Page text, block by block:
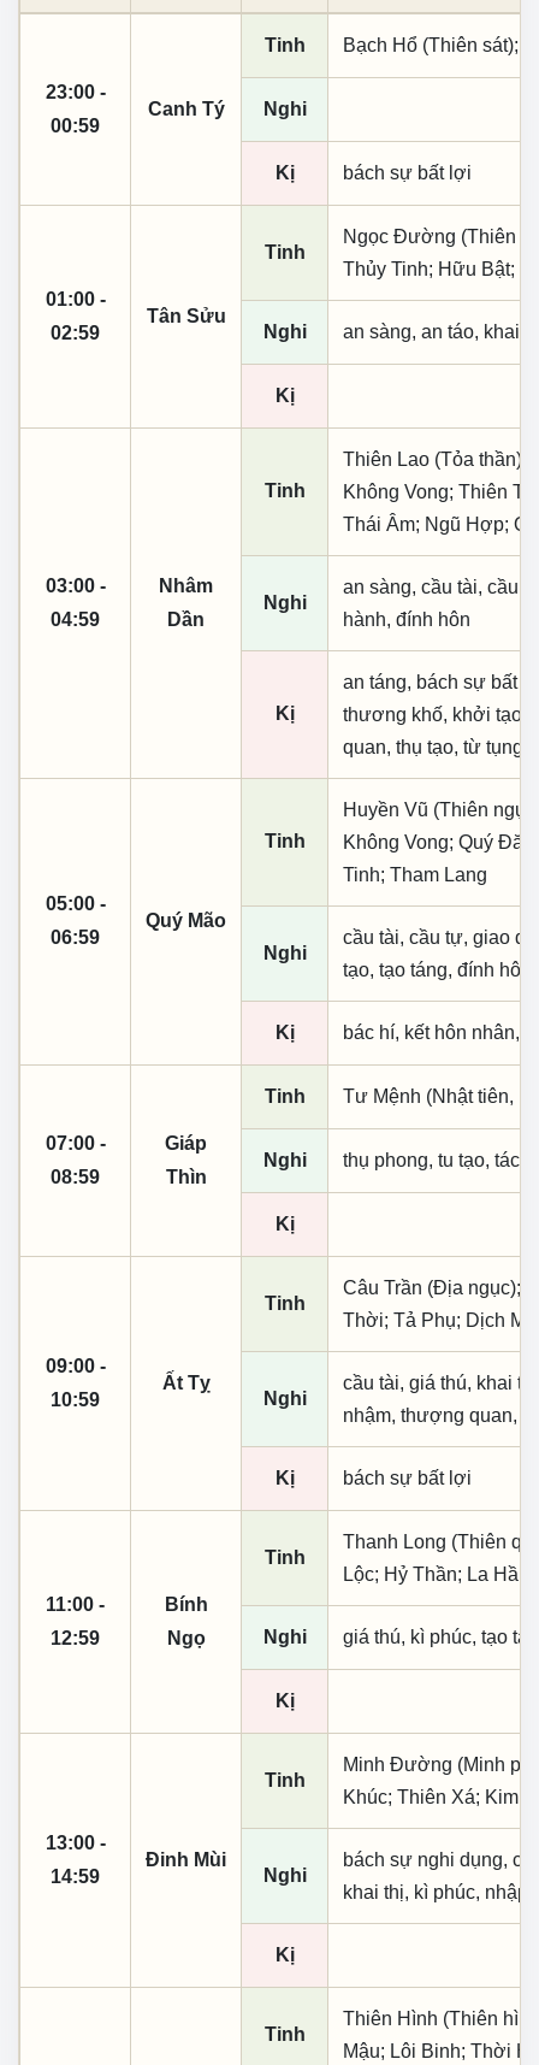
23:00 -
00:59
Canh Tý
Tinh Bạch Hổ (Thiên sát);
Nghi
Kị bách sự bất lợi
01:00 -
02:59
Tân Sửu
Tinh
Ngọc Đường (Thiên
Thủy Tinh; Hữu Bật;
Nghi an sàng, an táo, khai
Kị
03:00 -
04:59
Nhâm
Dần
Tinh
Thiên Lao (Tỏa thần);
Không Vong; Thiên
Thái Âm; Ngũ Hợp;
Nghi
an sàng, cầu tài, cầu
hành, đính hôn
Kị
an táng, bách sự bất
thương khố, khởi tạo,
quan, thụ tạo, từ tụng,
05:00 -
06:59
Quý Mão
Tinh
Huyền Vũ (Thiên
Không Vong; Quý
Tinh; Tham Lang
Nghi
cầu tài, cầu tự, giao
tạo, tạo táng, đính hôn
Kị bác hí, kết hôn nhân,
07:00 -
08:59
Giáp
Thìn
Tinh Tư Mệnh (Nhật tiên,
Nghi thụ phong, tu tạo, tác
Kị
09:00 -
10:59
Ất Tỵ
Tinh
Câu Trần (Địa ngục);
Thời; Tả Phụ; Dịch
Nghi
cầu tài, giá thú, khai
nhậm, thượng quan,
Kị bách sự bất lợi
11:00 -
12:59
Bính
Ngọ
Tinh
Thanh Long (Thiên
Lộc; Hỷ Thần; La
Nghi giá thú, kì phúc, tạo
Kị
13:00 -
14:59
Đinh Mùi
Tinh
Minh Đường (Minh
Khúc; Thiên Xá; Kim
Nghi
bách sự nghi dụng,
khai thị, kì phúc, nhập
Kị
Tinh
Thiên Hình (Thiên
Mậu; Lôi Binh; Thời